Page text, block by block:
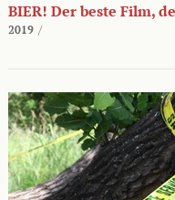
BIER! Der beste Film,
2019 /